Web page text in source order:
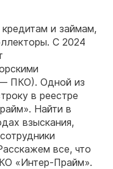
и займам,
С 2024
— ПКО). Одной из
в реестре
Найти в
взыскания,
все, что
«Интер-Прайм».